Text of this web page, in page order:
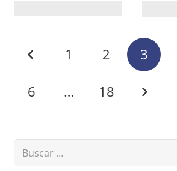
1 2 3
6 … 18